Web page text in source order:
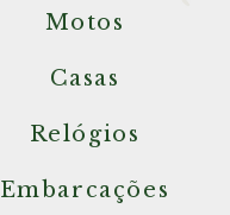
Motos
Casas
Relógios
Embarcações